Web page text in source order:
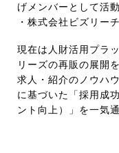
げメンバーとして活動
・株式会社ビズリー
現在は人財活用プラ
リーズの再販の展開を
求人・紹介のノウハ
に基づいた「採用成
ント向上）」を一気